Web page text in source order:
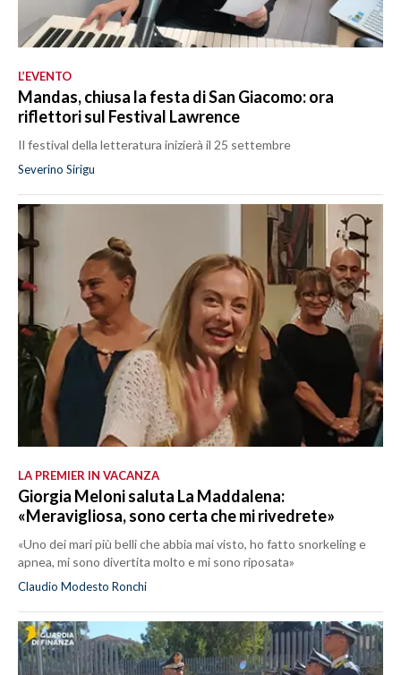
L’EVENTO
Mandas, chiusa la festa di San Giacomo: ora
riflettori sul Festival Lawrence
Il festival della letteratura inizierà il 25 settembre
Severino Sirigu
LA PREMIER IN VACANZA
Giorgia Meloni saluta La Maddalena:
«Meravigliosa, sono certa che mi rivedrete»
«Uno dei mari più belli che abbia mai visto, ho fatto snorkeling e
apnea, mi sono divertita molto e mi sono riposata»
Claudio Modesto Ronchi